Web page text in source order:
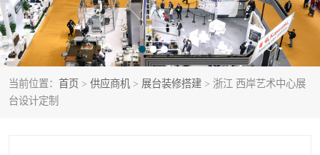
当前位置： 首页 > 供应商机 > 展台装修搭建 > 浙江 西岸艺术中心展
台设计定制
展厅装修 专柜制作
展会装修设计 展会搭建
活动策划 展会服务